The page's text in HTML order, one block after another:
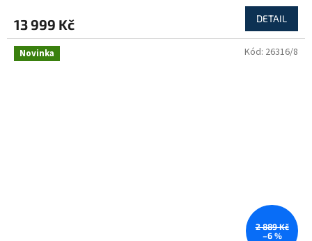
13 999 Kč DETAIL
Novinka
2 889 Kč
–6 %
Kód: 26316/8